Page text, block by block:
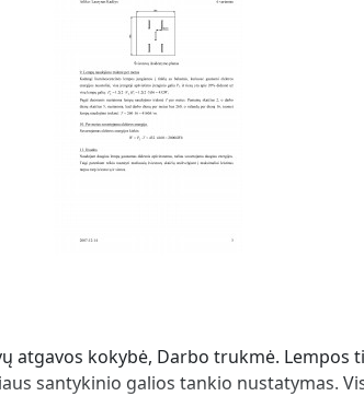
atgavos kokybė, Darbo trukmė. Lempos
santykinio galios tankio nustatymas.